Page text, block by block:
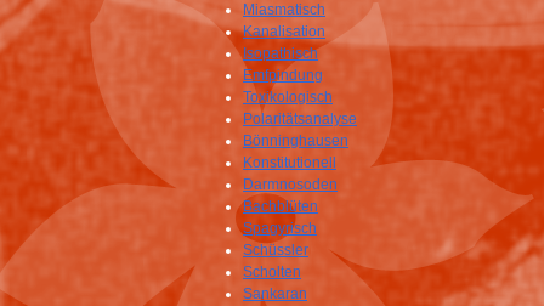
Miasmatisch
Kanalisation
Isopathisch
Emfpindung
Toxikologisch
Polaritätsanalyse
Bönninghausen
Konstitutionell
Darmnosoden
Bachblüten
Spagyrisch
Schüssler
Scholten
Sankaran